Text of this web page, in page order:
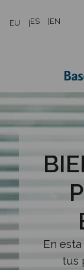
EU ES EN
En
tus